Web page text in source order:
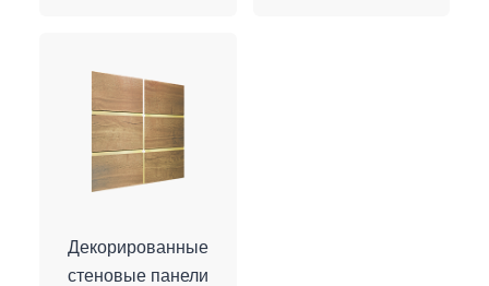
Декорированные
стеновые панели